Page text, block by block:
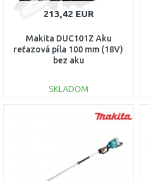
213,42 EUR
Makita DUC101Z Aku
reťazová píla 100 mm (18V)
bez aku
SKLADOM
DO KOŠÍKA